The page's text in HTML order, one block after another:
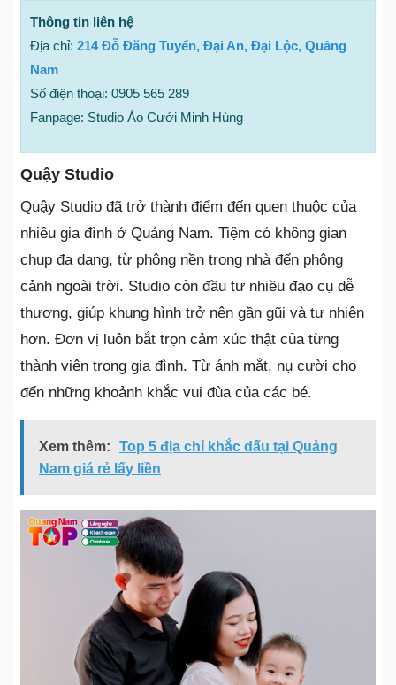
Thông tin liên hệ
Địa chỉ: 214 Đỗ Đăng Tuyển, Đại An, Đại Lộc, Quảng
Nam
Số điện thoại: 0905 565 289
Fanpage: Studio Áo Cưới Minh Hùng
Quậy Studio
Quậy Studio đã trở thành điểm đến quen thuộc của
nhiều gia đình ở Quảng Nam. Tiệm có không gian
chụp đa dạng, từ phông nền trong nhà đến phông
cảnh ngoài trời. Studio còn đầu tư nhiều đạo cụ dễ
thương, giúp khung hình trở nên gần gũi và tự nhiên
hơn. Đơn vị luôn bắt trọn cảm xúc thật của từng
thành viên trong gia đình. Từ ánh mắt, nụ cười cho
đến những khoảnh khắc vui đùa của các bé.
Xem thêm:
Top 5 địa chỉ khắc dấu tại Quảng
Nam giá rẻ lấy liền